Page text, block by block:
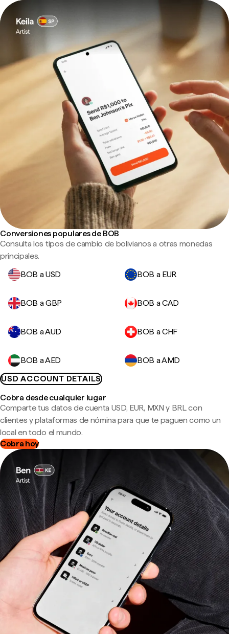
Conversiones populares de BOB
Consulta los tipos de cambio de bolivianos a otras monedas
principales.
BOB a USD
BOB a EUR
BOB a GBP BOB a CAD
BOB a AUD BOB a CHF
BOB a AED
BOB a AMD
USD ACCOUNT DETAILS
Cobra desde cualquier lugar
Comparte tus datos de cuenta USD, EUR, MXN y BRL con
clientes y plataformas de nómina para que te paguen como un
local en todo el mundo.
Cobra hoy